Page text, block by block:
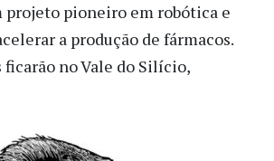
projeto pioneiro em robótica e
a produção de fármacos.
no Vale do Silício,